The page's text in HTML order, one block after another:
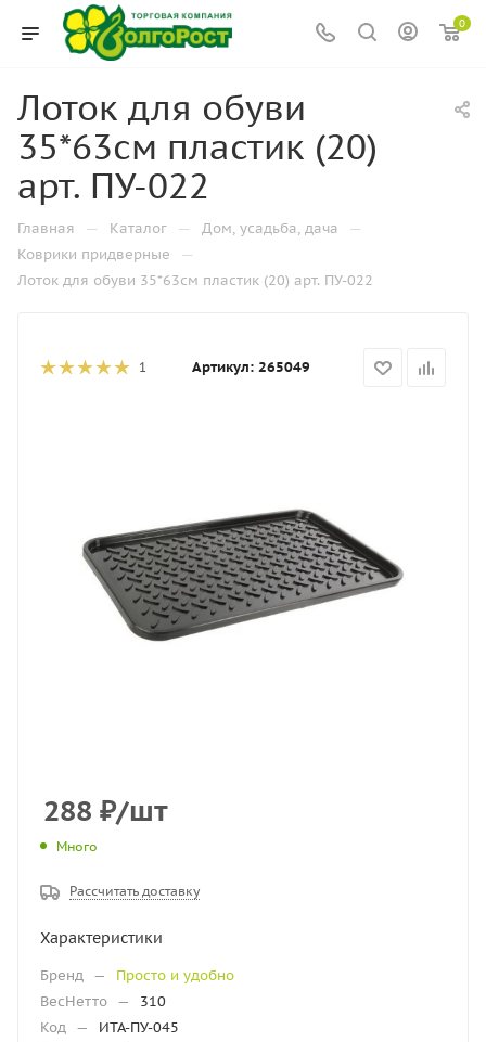
0
Лоток для обуви
35*63см пластик (20)
арт. ПУ-022
Главная — Каталог — Дом, усадьба, дача —
Коврики придверные —
Лоток для обуви 35*63см пластик (20) арт. ПУ-022
1 Артикул: 265049
288 ₽/шт
Много
Рассчитать доставку
Характеристики
Бренд —
Просто и удобно
ВесНетто —
310
Код —
ИТА-ПУ-045